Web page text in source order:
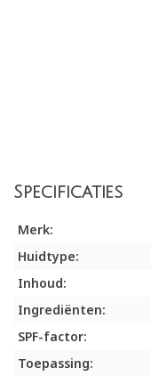
Specificaties
Merk:
Huidtype:
Inhoud:
Ingrediënten:
SPF-factor:
Toepassing: